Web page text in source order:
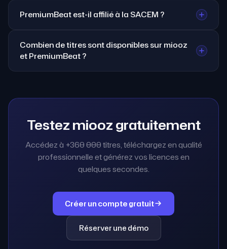
PremiumBeat est-il affilié à la SACEM ?
Combien de titres sont disponibles sur miooz
et PremiumBeat ?
Testez miooz gratuitement
Accédez à +360 000 titres, téléchargez en qualité
professionnelle et générez vos licences en
quelques secondes.
Créer un compte gratuit
Réserver une démo